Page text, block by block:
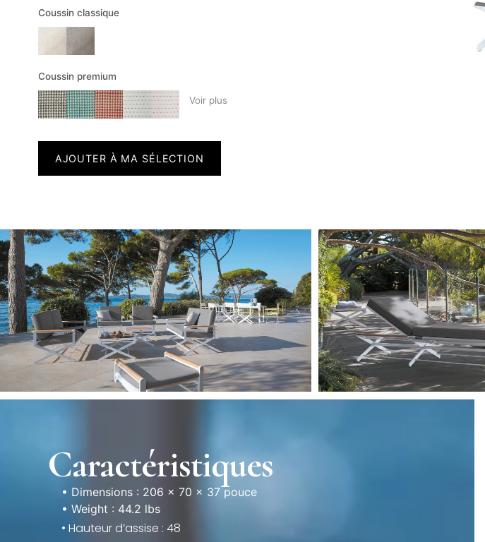
Coussin classique
Coussin premium
Voir plus
AJOUTER À MA SÉLECTION
Caractéristiques
• Dimensions : 206 × 70 × 37 pouce
• Weight : 44.2 lbs
• Hauteur d’assise : 48